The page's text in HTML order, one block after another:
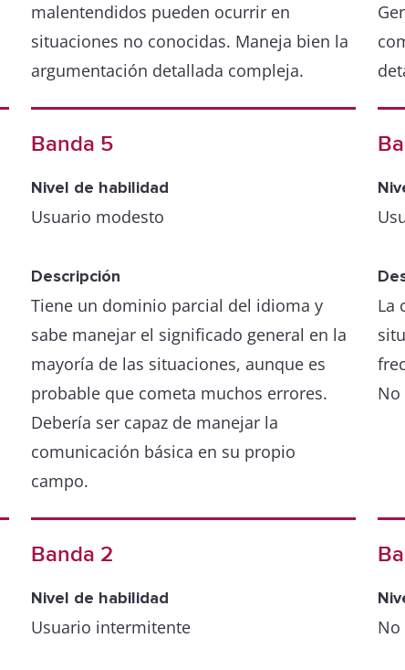
malentendidos pueden ocurrir en
situaciones no conocidas. Maneja bien la
argumentación detallada compleja.
Banda 5
Nivel de habilidad
Usuario modesto
Descripción
Tiene un dominio parcial del idioma y
sabe manejar el significado general en la
mayoría de las situaciones, aunque es
probable que cometa muchos errores.
Debería ser capaz de manejar la
comunicación básica en su propio
campo.
La
No
Banda 2
Nivel de habilidad
Usuario intermitente No